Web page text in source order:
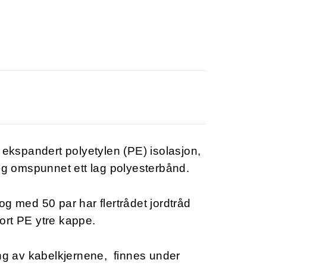
polyetylen (PE) isolasjon,
omspunnet ett lag polyesterbånd.
med 50 par har flertrådet jordtråd
PE ytre kappe.
av kabelkjernene, finnes under